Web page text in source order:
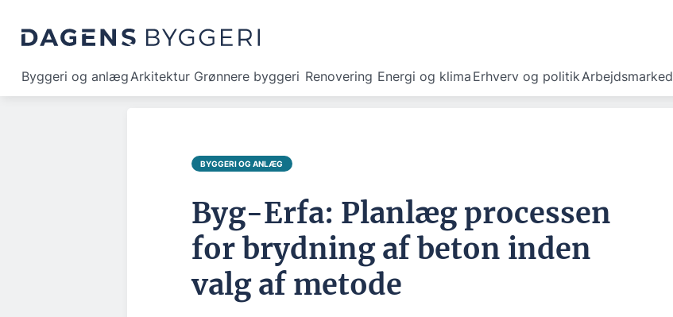
Byggeri og anlægArkitektur Grønnere byggeri Renovering Energi og klima Erhverv og politikArbejdsmarked
BYGGERI OG ANLÆG
Byg-Erfa: Planlæg processen
for brydning af beton inden
valg af metode